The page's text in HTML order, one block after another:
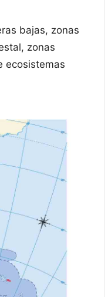
bajas, zonas
zonas
ecosistemas